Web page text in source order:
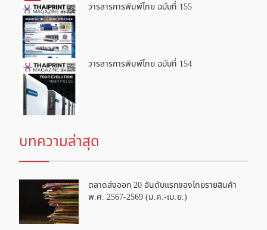
วารสารการพิมพ์ไทย ฉบับที่ 155
วารสารการพิมพ์ไทย ฉบับที่ 154
บทความล่าสุด
ตลาดส่งออก 20 อันดับแรกของไทยรายสินค้า
พ.ศ. 2567-2569 (ม.ค.-เม.ย.)